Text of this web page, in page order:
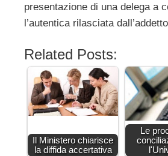
presentazione di una delega a
l’autentica rilasciata
Related Posts:
Il Ministero chiarisce
la diffida accertativa
Le